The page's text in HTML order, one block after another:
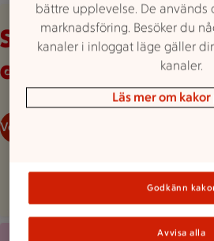
Veckans reklamblad
Se våra aktuella
erbjudanden
Veckans reklamblad
Röd bakgrund med stor rosa
bättre upplevelse. De används
marknadsföring. Besöker du
kanaler i inloggat läge gäller
kanaler.
Läs mer om kakor
Godkänn
Avvisa alla